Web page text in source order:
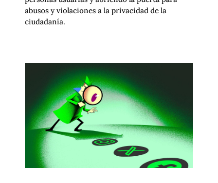
abusos y violaciones a la privacidad de la
ciudadanía.